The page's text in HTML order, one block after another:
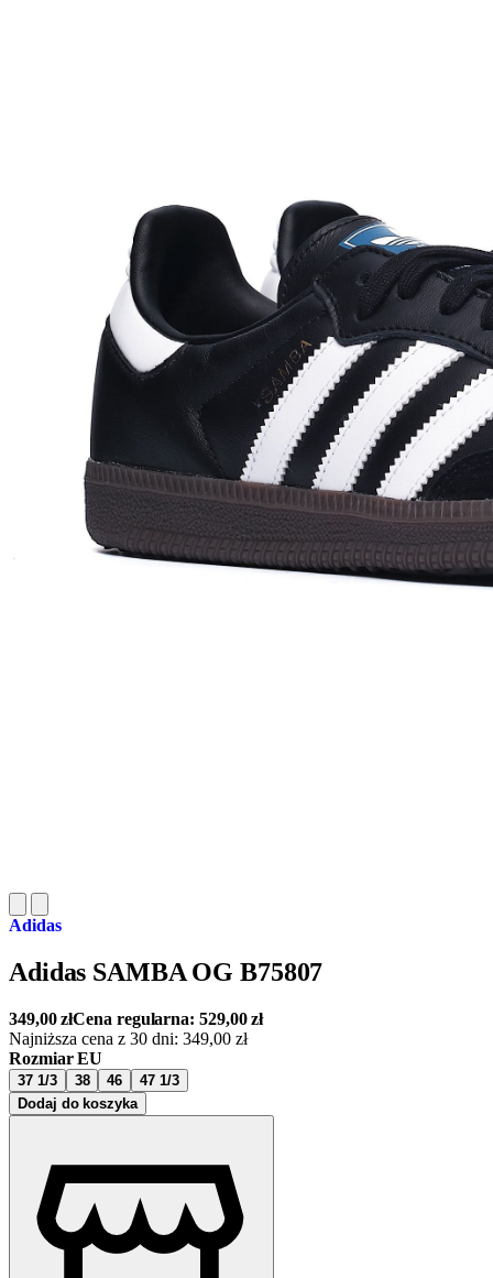
Adidas
Adidas SAMBA OG B75807
349,00złCena regularna:529,00zł
Najniższa cena z 30 dni: 349,00 zł
Rozmiar EU
37 1/3 38 46
47 1/3
Dodaj do koszyka